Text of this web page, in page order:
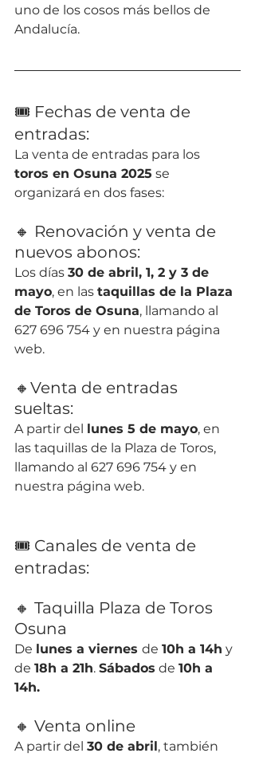
uno de los cosos más bellos de
Andalucía.
🎟 Fechas de venta de
entradas:
La venta de entradas para los
toros en Osuna 2025 se
organizará en dos fases:
🔸 Renovación y venta de
nuevos abonos:
Los días 30 de abril, 1, 2 y 3 de
mayo, en las taquillas de la Plaza
de Toros de Osuna, llamando al
627 696 754 y en nuestra página
web.
🔸Venta de entradas
sueltas:
A partir del lunes 5 de mayo, en
las taquillas de la Plaza de Toros,
llamando al 627 696 754 y en
nuestra página web.
🎟 Canales de venta de
entradas:
🔸 Taquilla Plaza de Toros
Osuna
De lunes a viernes de 10h a 14h y
de 18h a 21h. Sábados de 10h a
14h.
🔸 Venta online
A partir del 30 de abril, también